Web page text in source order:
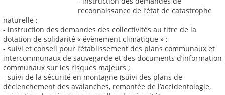
reconnaissance de l’état de catastrophe
naturelle ;
- instruction des demandes des collectivités au titre de la
dotation de solidarité « évènement climatique » ;
- suivi et conseil pour l’établissement des plans communaux et
intercommunaux de sauvegarde et des documents d’information
communaux sur les risques majeurs ;
- suivi de la sécurité en montagne (suivi des plans de
déclenchement des avalanches, remontée de l’accidentologie,